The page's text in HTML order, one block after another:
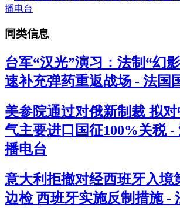
同类信息
台军“汉光”演习：法制“幻
速补充弹药重返战场 - 法国
美参院通过对俄新制裁 拟
气主要进口国征100%关税 -
播电台
意大利拒撤对经西班牙入境
边检 西班牙实施反制措施 -